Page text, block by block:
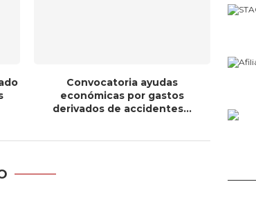
Convocatoria ayudas
económicas por gastos
derivados de accidentes...